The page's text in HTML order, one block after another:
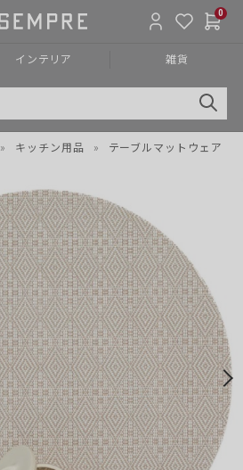
0
インテリア 雑貨
» キッチン用品 » テーブルマットウェア